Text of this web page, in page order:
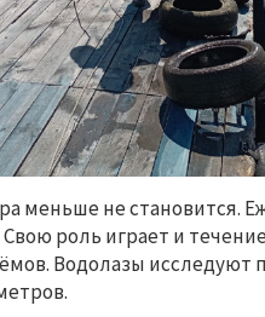
меньше не становится.
роль играет и
Водолазы